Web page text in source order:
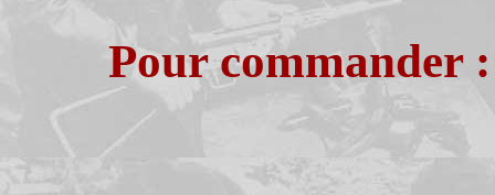
Pour commander